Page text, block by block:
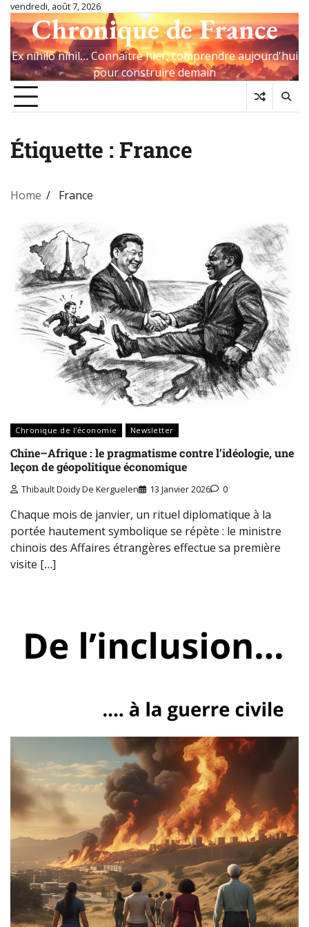
Skip
content
vendredi, août 7, 2026
Chronique de France
Ex nihilo nihil… Connaître hier, comprendre aujourd'hui
pour construire demain
Étiquette : France
Home France
Chronique de l'économie Newsletter
Chine–Afrique : le pragmatisme contre l’idéologie, une
leçon de géopolitique économique
Thibault Doidy De Kerguelen 13 Janvier 2026 0
Chaque mois de janvier, un rituel diplomatique à la
portée hautement symbolique se répète : le ministre
chinois des Affaires étrangères effectue sa première
visite […]